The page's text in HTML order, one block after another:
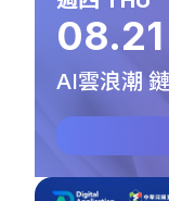
08.21
AI雲浪潮